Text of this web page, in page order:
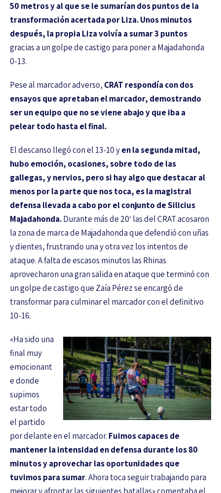
50 metros y al que se le sumarían dos puntos de la
transformación acertada por Liza. Unos minutos
después, la propia Liza volvía a sumar 3 puntos
gracias a un golpe de castigo para poner a Majadahonda
0-13.
Pese al marcador adverso, CRAT respondía con dos
ensayos que apretaban el marcador, demostrando
ser un equipo que no se viene abajo y que iba a
pelear todo hasta el final.
El descanso llegó con el 13-10 yen la segunda mitad,
hubo emoción, ocasiones, sobre todo de las
gallegas, y nervios, pero si hay algo que destacar al
menos por la parte que nos toca, es la magistral
defensa llevada a cabo por el conjunto de Silicius
Majadahonda.Durante más de 20′ las del CRAT acosaron
la zona de marca de Majadahonda que defendió con uñas
y dientes, frustrando una y otra vez los intentos de
ataque. A falta de escasos minutos las Rhinas
aprovecharon una gran salida en ataque que terminó con
un golpe de castigo que Zaía Pérez se encargó de
transformar para culminar el marcador con el definitivo
10-16.
«Ha sido una
final muy
emocionant
e donde
supimos
estar todo
el partido
por delante en el marcador. Fuimos capaces de
mantener la intensidad en defensa durante los 80
minutos y aprovechar las oportunidades que
tuvimos para sumar. Ahora toca seguir trabajando para